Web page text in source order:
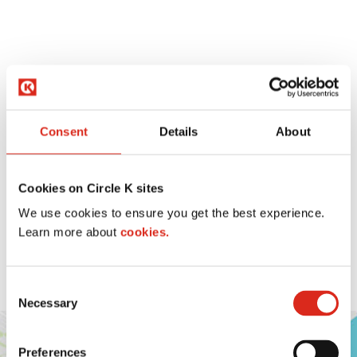
Consent Details About
Cookies on Circle K sites
We use cookies to ensure you get the best experience.
Learn more about cookies.
s
Necessary
Preferences
POUR TOI
Chaque mois, reçois de nouveaux coupons sur une
foule de produits et profite même de produits gratuits!
Et ça, c’est juste sur l’app que ça se passe.